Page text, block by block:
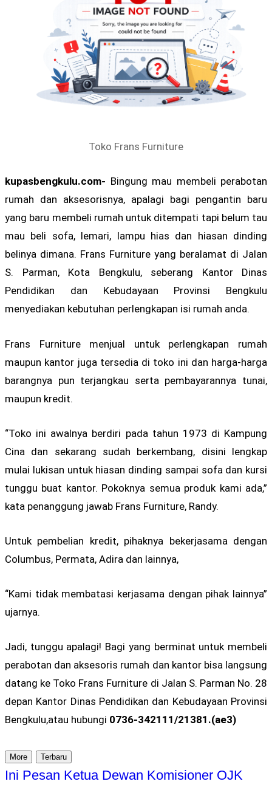
Toko Frans Furniture
kupasbengkulu.com- Bingung mau membeli perabotan
rumah dan aksesorisnya, apalagi bagi pengantin baru
yang baru membeli rumah untuk ditempati tapi belum tau
mau beli sofa, lemari, lampu hias dan hiasan dinding
belinya dimana. Frans Furniture yang beralamat di Jalan
S. Parman, Kota Bengkulu, seberang Kantor Dinas
Pendidikan dan Kebudayaan Provinsi Bengkulu
menyediakan kebutuhan perlengkapan isi rumah anda.
Frans Furniture menjual untuk perlengkapan rumah
maupun kantor juga tersedia di toko ini dan harga-harga
barangnya pun terjangkau serta pembayarannya tunai,
maupun kredit.
“Toko ini awalnya berdiri pada tahun 1973 di Kampung
Cina dan sekarang sudah berkembang, disini lengkap
mulai lukisan untuk hiasan dinding sampai sofa dan kursi
tunggu buat kantor. Pokoknya semua produk kami ada,”
kata penanggung jawab Frans Furniture, Randy.
Untuk pembelian kredit, pihaknya bekerjasama dengan
Columbus, Permata, Adira dan lainnya,
“Kami tidak membatasi kerjasama dengan pihak lainnya”
ujarnya.
Jadi, tunggu apalagi! Bagi yang berminat untuk membeli
perabotan dan aksesoris rumah dan kantor bisa langsung
datang ke Toko Frans Furniture di Jalan S. Parman No. 28
depan Kantor Dinas Pendidikan dan Kebudayaan Provinsi
Bengkulu,atau hubungi 0736-342111/21381.(ae3)
More Terbaru
Ini Pesan Ketua Dewan Komisioner OJK